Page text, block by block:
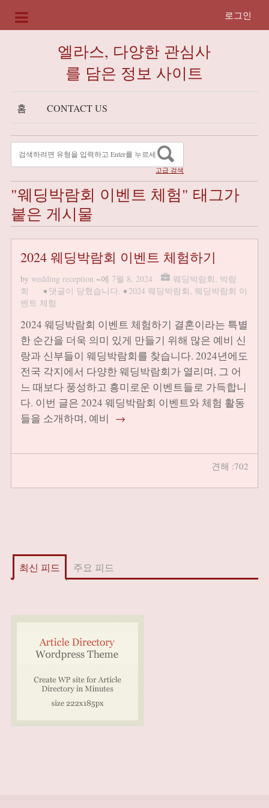
로그인
엘라스, 다양한 관심사
를 담은 정보 사이트
홈 CONTACT US
고급 검색
"웨딩박람회 이벤트 체험" 태그가
붙은 게시물
2024 웨딩박람회 이벤트 체험하기
by wedding reception ~에 7월 8, 2024 웨딩박람회, 박람
회
• 댓글이 닫혔습니다. • 2024 웨딩박람회, 웨딩박람회 이
벤트 체험
2024 웨딩박람회 이벤트 체험하기 결혼이라는 특별
한 순간을 더욱 의미 있게 만들기 위해 많은 예비 신
랑과 신부들이 웨딩박람회를 찾습니다. 2024년에도
전국 각지에서 다양한 웨딩박람회가 열리며, 그 어
느 때보다 풍성하고 흥미로운 이벤트들로 가득합니
다. 이번 글은 2024 웨딩박람회 이벤트와 체험 활동
들을 소개하며, 예비 →
견해 :702
최신 피드 주요 피드